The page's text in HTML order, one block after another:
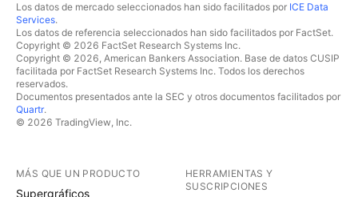
Los datos de mercado seleccionados han sido facilitados por ICE Data
Services.
Los datos de referencia seleccionados han sido facilitados por FactSet.
Copyright © 2026 FactSet Research Systems Inc.
Copyright © 2026, American Bankers Association. Base de datos CUSIP
facilitada por FactSet Research Systems Inc. Todos los derechos
reservados.
Documentos presentados ante la SEC y otros documentos facilitados por
Quartr.
© 2026 TradingView, Inc.
MÁS QUE UN PRODUCTO
Supergráficos
HERRAMIENTAS Y
SUSCRIPCIONES